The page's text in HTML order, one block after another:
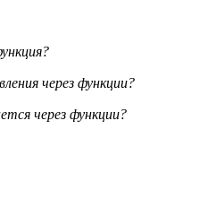
через функции?
через функции?